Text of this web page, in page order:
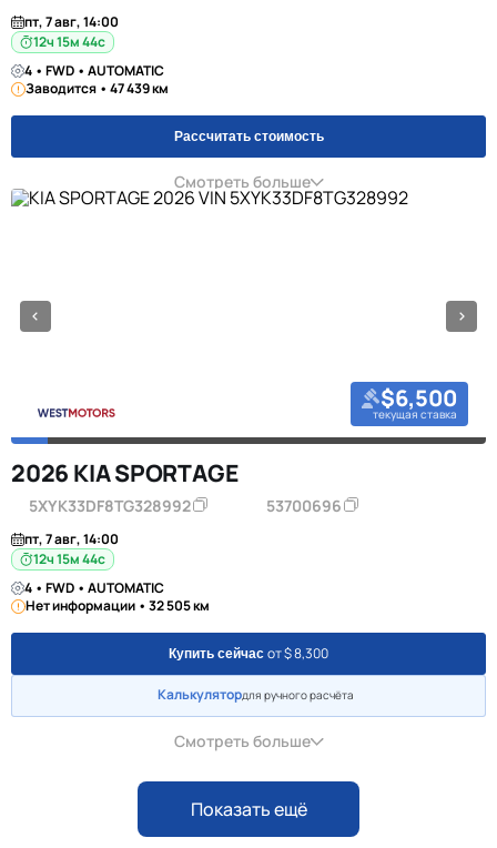
пт, 7 авг, 14:00
12ч 15м 44с
4 • FWD • AUTOMATIC
Заводится • 47 439 км
Рассчитать стоимость
Смотреть больше
$6,500
текущая ставка
2026 KIA SPORTAGE
5XYK33DF8TG328992 53700696
пт, 7 авг, 14:00
12ч 15м 44с
4 • FWD • AUTOMATIC
Нет информации • 32 505 км
Купить сейчас от $ 8,300
Калькулятордля ручного расчёта
Смотреть больше
Показать ещё